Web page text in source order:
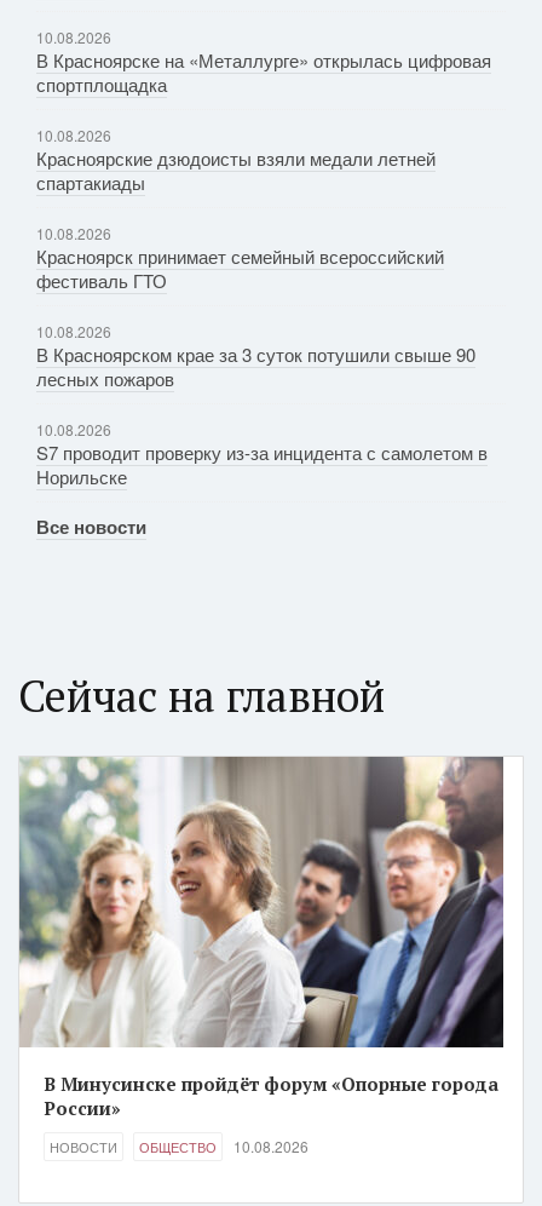
10.08.2026
В Красноярске на «Металлурге» открылась цифровая
спортплощадка
10.08.2026
Красноярские дзюдоисты взяли медали летней
спартакиады
10.08.2026
Красноярск принимает семейный всероссийский
фестиваль ГТО
10.08.2026
В Красноярском крае за 3 суток потушили свыше 90
лесных пожаров
10.08.2026
S7 проводит проверку из-за инцидента с самолетом в
Норильске
Все новости
Сейчас на главной
В Минусинске пройдёт форум «Опорные города
России»
НОВОСТИ ОБЩЕСТВО 10.08.2026